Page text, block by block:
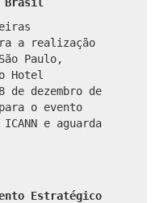
a realização
Paulo,
Hotel
de dezembro de
o evento
e aguarda
Estratégico